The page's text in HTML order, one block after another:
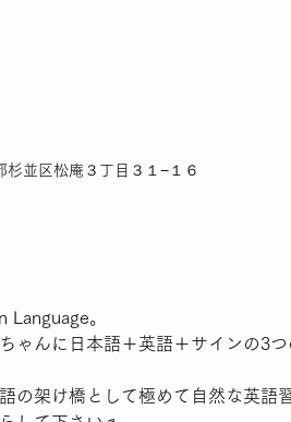
並区松庵３丁目３１−１６
Language。
ゃんに日本語＋英語＋サインの3
の架け橋として極めて自然な英語